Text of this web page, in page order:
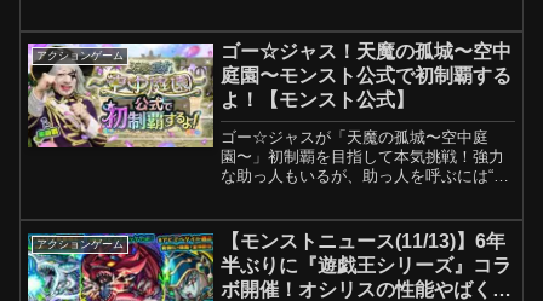
には記載しません【配信内使用BGM】・
チャン...
アクションゲーム
ゴー☆ジャス！天魔の孤城〜空中
庭園〜モンスト公式で初制覇する
よ！【モンスト公式】
ゴー☆ジャスが「天魔の孤城〜空中庭
園〜」初制覇を目指して本気挑戦！強力
な助っ人もいるが、助っ人を呼ぶには“あ
乞うご期待…最後までお見逃しなく🌏👀
＜出演者＞▼挑戦者・ゴ...
アクションゲーム
【モンストニュース(11/13)】6年
半ぶりに『遊戯王シリーズ』コラ
ボ開催！オシリスの性能やばく